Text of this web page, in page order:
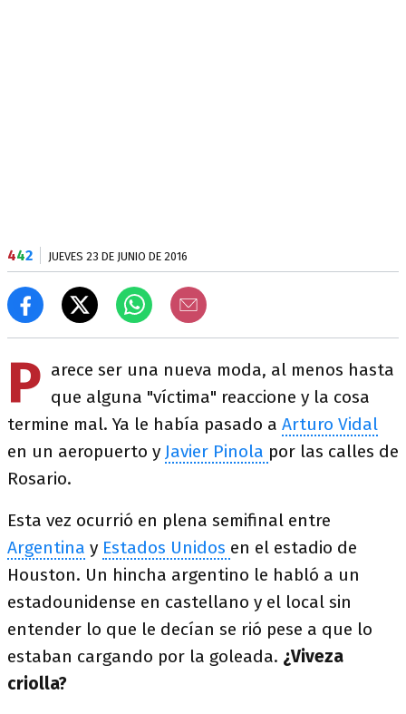
442 JUEVES 23 DE JUNIO DE 2016
P arece ser una nueva moda, al menos hasta
que alguna "víctima" reaccione y la cosa
termine mal. Ya le había pasado a Arturo Vidal
en un aeropuerto y Javier Pinola por las calles de
Rosario.
Esta vez ocurrió en plena semifinal entre
Argentina y Estados Unidos en el estadio de
Houston. Un hincha argentino le habló a un
estadounidense en castellano y el local sin
entender lo que le decían se rió pese a que lo
estaban cargando por la goleada. ¿Viveza
criolla?